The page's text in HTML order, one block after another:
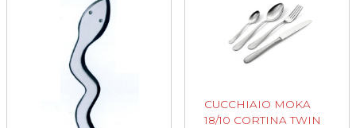
CUCCHIAIO MOKA
18/10 CORTINA TWIN